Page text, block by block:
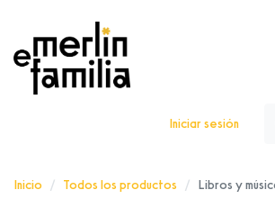
Iniciar sesión
Inicio Todos los productos Libros y